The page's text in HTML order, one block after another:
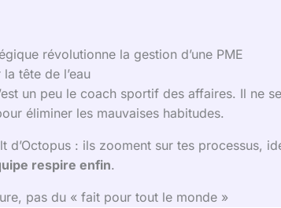
révolutionne la gestion d’une PME
tête de l’eau
un peu le coach sportif des affaires. Il ne
éliminer les mauvaises habitudes.
d’Octopus : ils zooment sur tes processus,
respire enfin.
pas du « fait pour tout le monde »